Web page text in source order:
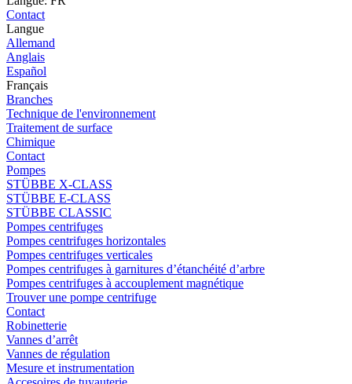
Contact
Langue
Allemand
Anglais
Español
Français
Branches
Technique de l'environnement
Traitement de surface
Chimique
Contact
Pompes
STÜBBE X-CLASS
STÜBBE E-CLASS
STÜBBE CLASSIC
Pompes centrifuges
Pompes centrifuges horizontales
Pompes centrifuges verticales
Pompes centrifuges à garnitures d’étanchéité d’arbre
Pompes centrifuges à accouplement magnétique
Trouver une pompe centrifuge
Contact
Robinetterie
Vannes d’arrêt
Vannes de régulation
Mesure et instrumentation